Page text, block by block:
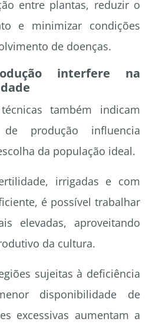
entre plantas, reduzir o
e minimizar condições
de doenças.
interfere na
também indicam
produção influencia
da população ideal.
irrigadas e com
é possível trabalhar
elevadas, aproveitando
da cultura.
sujeitas à deficiência
disponibilidade de
excessivas aumentam a